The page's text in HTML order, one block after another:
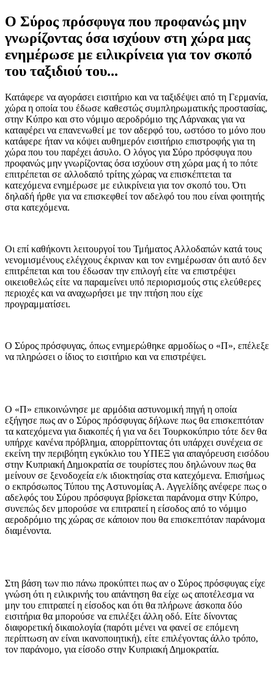
Ο Σύρος πρόσφυγα που προφανώς μην
γνωρίζοντας όσα ισχύουν στη χώρα μας
ενημέρωσε με ειλικρίνεια για τον σκοπό
του ταξιδιού του...
Κατάφερε να αγοράσει εισιτήριο και να ταξιδέψει από τη Γερμανία,
χώρα η οποία του έδωσε καθεστώς συμπληρωματικής προστασίας,
στην Κύπρο και στο νόμιμο αεροδρόμιο της Λάρνακας για να
καταφέρει να επανενωθεί με τον αδερφό του, ωστόσο το μόνο που
κατάφερε ήταν να κόψει αυθημερόν εισιτήριο επιστροφής για τη
χώρα που του παρέχει άσυλο. Ο λόγος για Σύρο πρόσφυγα που
προφανώς μην γνωρίζοντας όσα ισχύουν στη χώρα μας ή το πότε
επιτρέπεται σε αλλοδαπό τρίτης χώρας να επισκέπτεται τα
κατεχόμενα ενημέρωσε με ειλικρίνεια για τον σκοπό του. Ότι
δηλαδή ήρθε για να επισκεφθεί τον αδελφό του που είναι φοιτητής
στα κατεχόμενα.
Οι επί καθήκοντι λειτουργοί του Τμήματος Αλλοδαπών κατά τους
νενομισμένους ελέγχους έκριναν και τον ενημέρωσαν ότι αυτό δεν
επιτρέπεται και του έδωσαν την επιλογή είτε να επιστρέψει
οικειοθελώς είτε να παραμείνει υπό περιορισμούς στις ελεύθερες
περιοχές και να αναχωρήσει με την πτήση που είχε
προγραμματίσει.
Ο Σύρος πρόσφυγας, όπως ενημερώθηκε αρμοδίως ο «Π», επέλεξε
να πληρώσει ο ίδιος το εισιτήριο και να επιστρέψει.
Ο «Π» επικοινώνησε με αρμόδια αστυνομική πηγή η οποία
εξήγησε πως αν ο Σύρος πρόσφυγας δήλωνε πως θα επισκεπτόταν
τα κατεχόμενα για διακοπές ή για να δει Τουρκοκύπριο τότε δεν θα
υπήρχε κανένα πρόβλημα, απορρίπτοντας ότι υπάρχει συνέχεια σε
εκείνη την περιβόητη εγκύκλιο του ΥΠΕΞ για απαγόρευση εισόδου
στην Κυπριακή Δημοκρατία σε τουρίστες που δηλώνουν πως θα
μείνουν σε ξενοδοχεία ε/κ ιδιοκτησίας στα κατεχόμενα. Επισήμως
ο εκπρόσωπος Τύπου της Αστυνομίας Α. Αγγελίδης ανέφερε πως ο
αδελφός του Σύρου πρόσφυγα βρίσκεται παράνομα στην Κύπρο,
συνεπώς δεν μπορούσε να επιτραπεί η είσοδος από το νόμιμο
αεροδρόμιο της χώρας σε κάποιον που θα επισκεπτόταν παράνομα
διαμένοντα.
Στη βάση των πιο πάνω προκύπτει πως αν ο Σύρος πρόσφυγας είχε
γνώση ότι η ειλικρινής του απάντηση θα είχε ως αποτέλεσμα να
μην του επιτραπεί η είσοδος και ότι θα πλήρωνε άσκοπα δύο
εισιτήρια θα μπορούσε να επιλέξει άλλη οδό. Είτε δίνοντας
διαφορετική δικαιολογία (παρότι μένει να φανεί σε επόμενη
περίπτωση αν είναι ικανοποιητική), είτε επιλέγοντας άλλο τρόπο,
τον παράνομο, για είσοδο στην Κυπριακή Δημοκρατία.